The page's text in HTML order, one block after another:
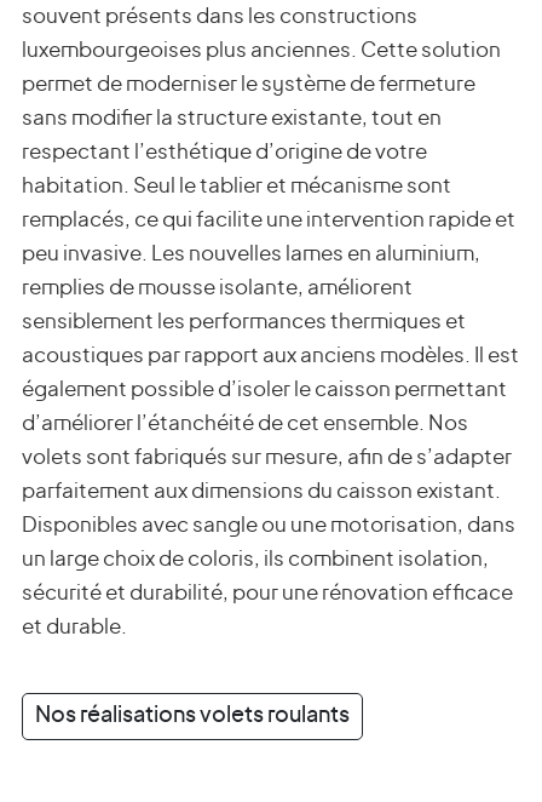
souvent présents dans les constructions
luxembourgeoises plus anciennes. Cette solution
permet de moderniser le système de fermeture
sans modifier la structure existante, tout en
respectant l’esthétique d’origine de votre
habitation. Seul le tablier et mécanisme sont
remplacés, ce qui facilite une intervention rapide et
peu invasive. Les nouvelles lames en aluminium,
remplies de mousse isolante, améliorent
sensiblement les performances thermiques et
acoustiques par rapport aux anciens modèles. Il est
également possible d’isoler le caisson permettant
d’améliorer l’étanchéité de cet ensemble. Nos
volets sont fabriqués sur mesure, afin de s’adapter
parfaitement aux dimensions du caisson existant.
Disponibles avec sangle ou une motorisation, dans
un large choix de coloris, ils combinent isolation,
sécurité et durabilité, pour une rénovation efficace
et durable.
Nos réalisations volets roulants